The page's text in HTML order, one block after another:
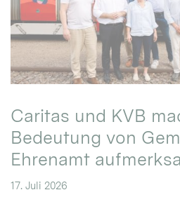
Caritas und KVB
Bedeutung von
Ehrenamt
17. Juli 2026